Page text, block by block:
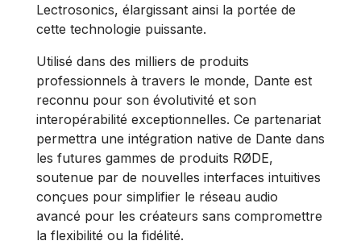
Lectrosonics, élargissant ainsi la portée de
cette technologie puissante.
Utilisé dans des milliers de produits
professionnels à travers le monde, Dante est
reconnu pour son évolutivité et son
interopérabilité exceptionnelles. Ce partenariat
permettra une intégration native de Dante dans
les futures gammes de produits RØDE,
soutenue par de nouvelles interfaces intuitives
conçues pour simplifier le réseau audio
avancé pour les créateurs sans compromettre
la flexibilité ou la fidélité.